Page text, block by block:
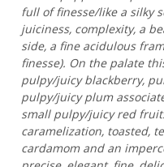
full of finesse/like a silky
juiciness, complexity, a
side, a fine acidulous
finesse). On the palate
pulpy/juicy blackberry,
pulpy/juicy plum
small pulpy/juicy red
caramelization, toasted,
cardamom and an